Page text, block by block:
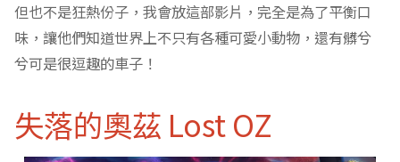
但也不是狂熱份子，我會放這部影片，完全是為了平衡口
味，讓他們知道世界上不只有各種可愛小動物，還有髒兮
兮可是很逗趣的車子！
失落的奧茲 Lost OZ